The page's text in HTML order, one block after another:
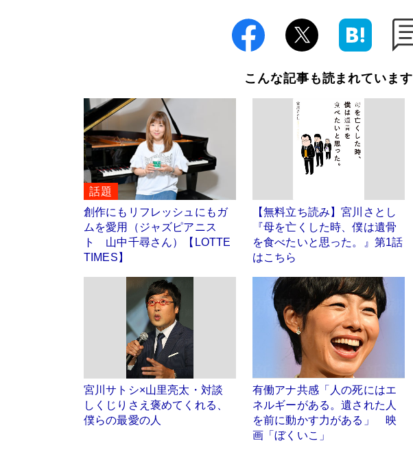
こんな記事も読まれています
話題
創作にもリフレッシュにもガ
ムを愛用（ジャズピアニス
ト 山中千尋さん）【LOTTE
TIMES】
【無料立ち読み】宮川さとし
『母を亡くした時、僕は遺骨
を食べたいと思った。』第1話
はこちら
宮川サトシ×山里亮太・対談
しくじりさえ褒めてくれる、
僕らの最愛の人
有働アナ共感「人の死にはエ
ネルギーがある。遺された人
を前に動かす力がある」 映
画「ぼくいこ」